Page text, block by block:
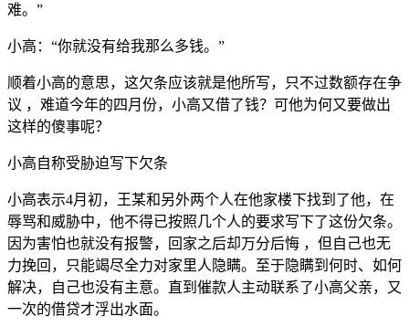
难。”
小高：“你就没有给我那么多钱。”
顺着小高的意思，这欠条应该就是他所写，只不过数额存在争
议 ，难道今年的四月份，小高又借了钱？可他为何又要做出
这样的傻事呢？
小高自称受胁迫写下欠条
小高表示4月初，王某和另外两个人在他家楼下找到了他，在
辱骂和威胁中，他不得已按照几个人的要求写下了这份欠条。
因为害怕也就没有报警，回家之后却万分后悔 ，但自己也无
力挽回，只能竭尽全力对家里人隐瞒。至于隐瞒到何时、如何
解决，自己也没有主意。直到催款人主动联系了小高父亲，又
一次的借贷才浮出水面。